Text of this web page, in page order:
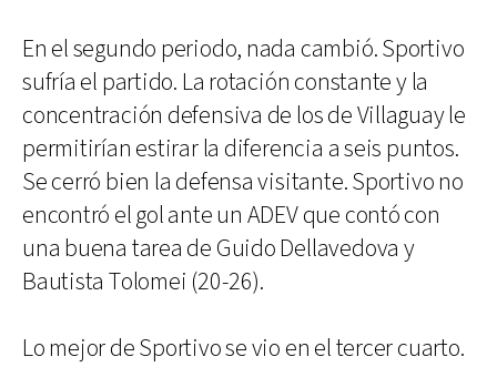
En el segundo periodo, nada cambió. Sportivo
sufría el partido. La rotación constante y la
concentración defensiva de los de Villaguay le
permitirían estirar la diferencia a seis puntos.
Se cerró bien la defensa visitante. Sportivo no
encontró el gol ante un ADEV que contó con
una buena tarea de Guido Dellavedova y
Bautista Tolomei (20-26).
Lo mejor de Sportivo se vio en el tercer cuarto.